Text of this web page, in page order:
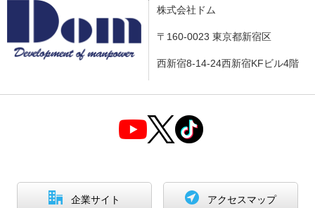
株式会社ドム
〒160-0023 東京都新宿区
西新宿8-14-24西新宿KFビル4階
企業サイト アクセスマップ